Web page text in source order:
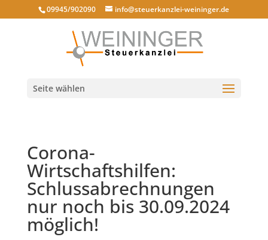
09945/902090 info@steuerkanzlei-weininger.de
Seite wählen
Corona-
Wirtschaftshilfen:
Schlussabrechnungen
nur noch bis 30.09.2024
möglich!